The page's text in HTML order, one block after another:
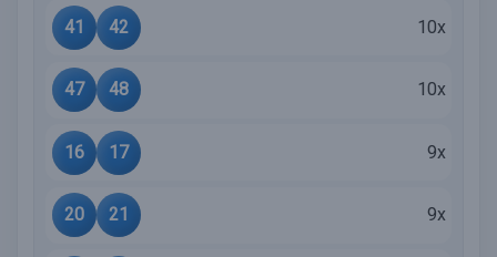
41 42 10x
47 48 10x
16 17 9x
20 21 9x